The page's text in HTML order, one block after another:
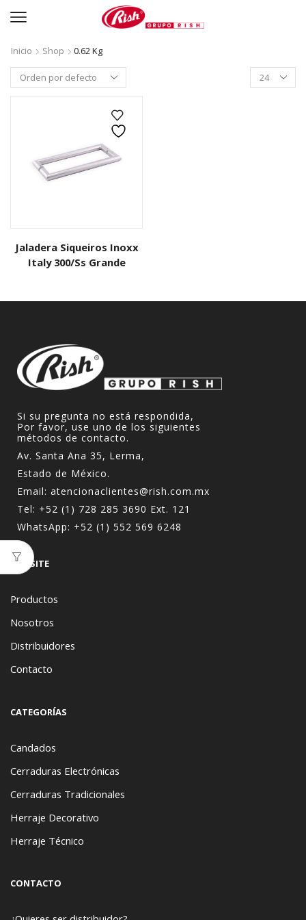
Inicio Shop
0.62 Kg
Productos
per
Jaladera Siqueiros Inoxx
Italy 300/Ss Grande
Si su pregunta no está respondida,
Por favor, use uno de los siguientes
métodos de contacto.
Av. Santa Ana 35, Lerma,
Estado de México.
Email: atencionaclientes@rish.com.mx
Tel: +52 (1) 728 285 3690 Ext. 121
WhatsApp: +52 (1) 552 569 6248
WEBSITE
Productos
Nosotros
Distribuidores
Contacto
CATEGORÍAS
Candados
Cerraduras Electrónicas
Cerraduras Tradicionales
Herraje Decorativo
Herraje Técnico
CONTACTO